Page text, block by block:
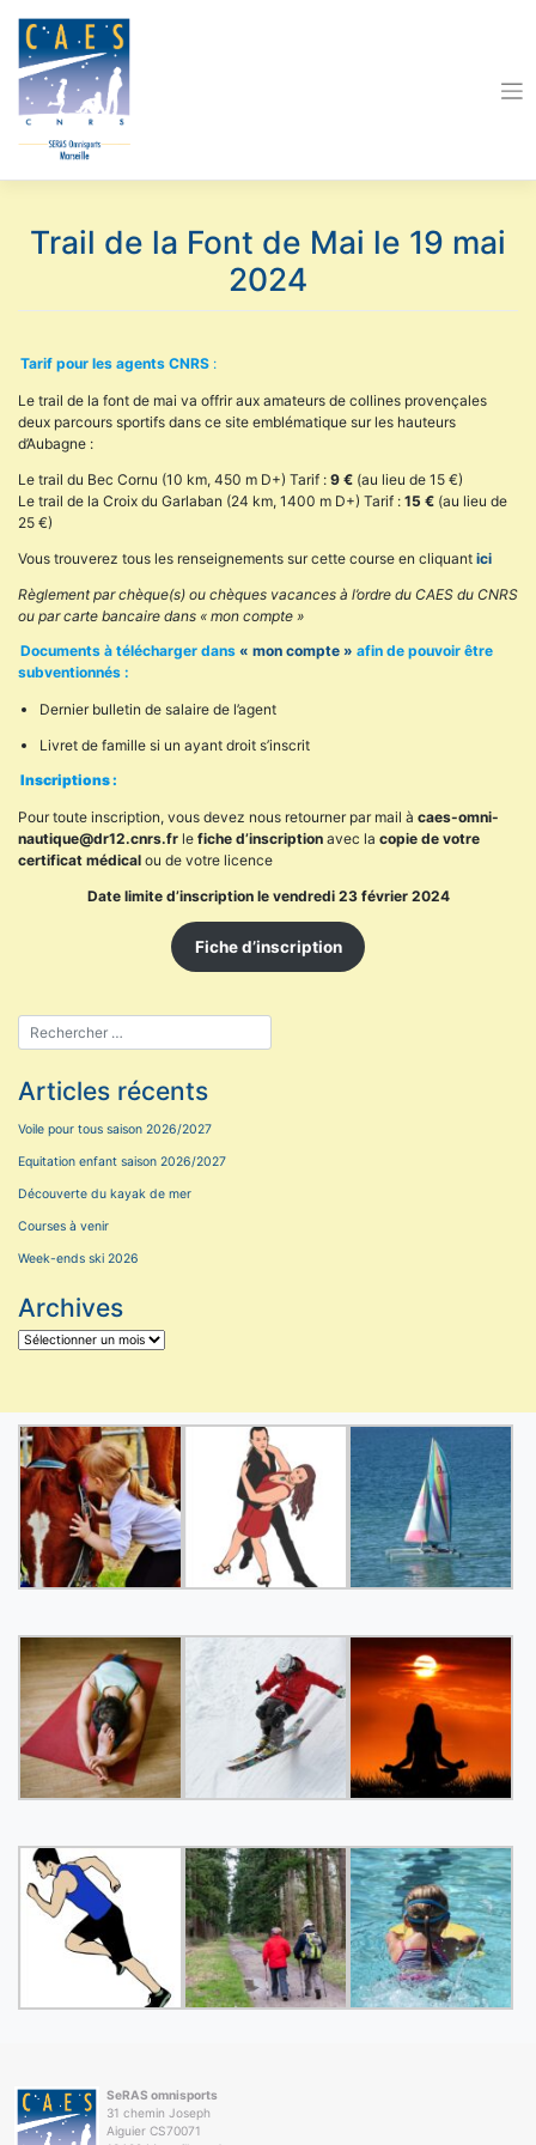
content
Trail de la Font de Mai le 19 mai
2024
Tarif pour les agents CNRS :
Le trail de la font de mai va offrir aux amateurs de collines provençales
deux parcours sportifs dans ce site emblématique sur les hauteurs
d’Aubagne :
Le trail du Bec Cornu (10 km, 450 m D+) Tarif : 9 € (au lieu de 15 €)
Le trail de la Croix du Garlaban (24 km, 1400 m D+) Tarif : 15 € (au lieu de
25 €)
Vous trouverez tous les renseignements sur cette course en cliquant ici
Règlement par chèque(s) ou chèques vacances à l’ordre du CAES du CNRS
ou par carte bancaire dans « mon compte »
Documents à télécharger dans« mon compte » afin de pouvoir être
subventionnés :
Dernier bulletin de salaire de l’agent
Livret de famille si un ayant droit s’inscrit
Inscriptions :
Pour toute inscription, vous devez nous retourner par mail à caes-omni-
nautique@dr12.cnrs.fr le fiche d’inscription avec la copie de votre
certificat médical ou de votre licence
Date limite d’inscription le vendredi 23 février 2024
Fiche d’inscription
Articles récents
Voile pour tous saison 2026/2027
Equitation enfant saison 2026/2027
Découverte du kayak de mer
Courses à venir
Week-ends ski 2026
Archives
Archives
SeRAS omnisports
31 chemin Joseph
Aiguier CS70071